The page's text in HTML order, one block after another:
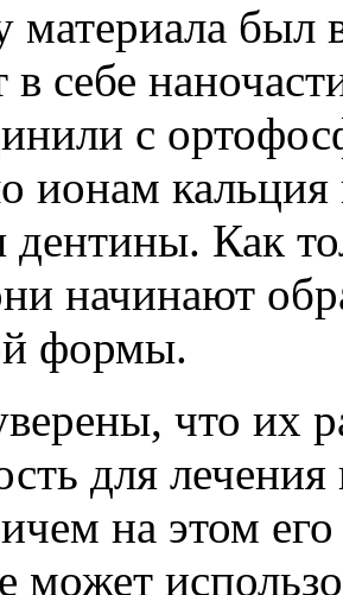
материала был
в себе
с
ионам кальция
дентины. Как
начинают
формы.
что их
для
на этом
может